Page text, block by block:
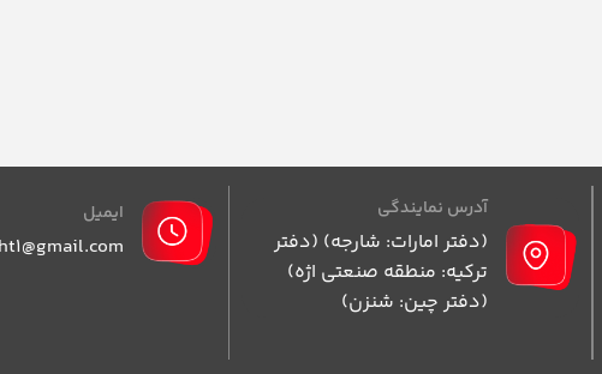
آدرس نمایندگی
(دفتر امارات: شارجه) (دفتر
ترکیه: منطقه صنعتی اژه)
(دفتر چین: شنزن)
ایمیل